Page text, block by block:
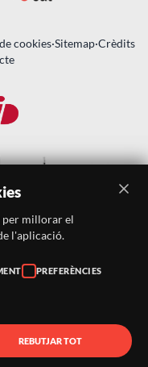
cookies·Sitemap·Crèdits
reservats · Web
per millorar el
l'aplicació.
PREFERÈNCIES
REBUTJAR TOT